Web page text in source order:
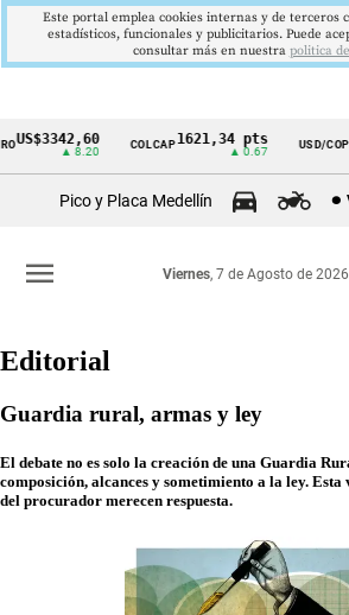
Cintillo
Colombia
▲ 8.20
COLCAP1621,34 pts
▲ 0.67
USD/COP
▲
Pico y Placa Medellín
Viernes, 7 de Agosto de 2026
menu
Editorial
Guardia rural, armas y ley
El debate no es solo la creación de una Guardia
composición, alcances y sometimiento a la ley. Esta
del procurador merecen respuesta.
Este portal emplea cookies internas y de terceros
estadísticos, funcionales y publicitarios. Puede
consultar más en nuestra politica